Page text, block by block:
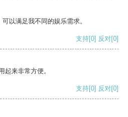
以满足我不同的娱乐需求。
支持[0] 反对[0]
起来非常方便。
支持[0] 反对[0]